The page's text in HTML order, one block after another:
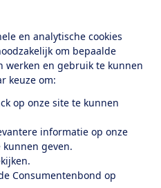
en analytische cookies
om bepaalde
en gebruik te kunnen
keuze om:
op onze site te kunnen
informatie op onze
geven.
Consumentenbond op
Privacyverklaring